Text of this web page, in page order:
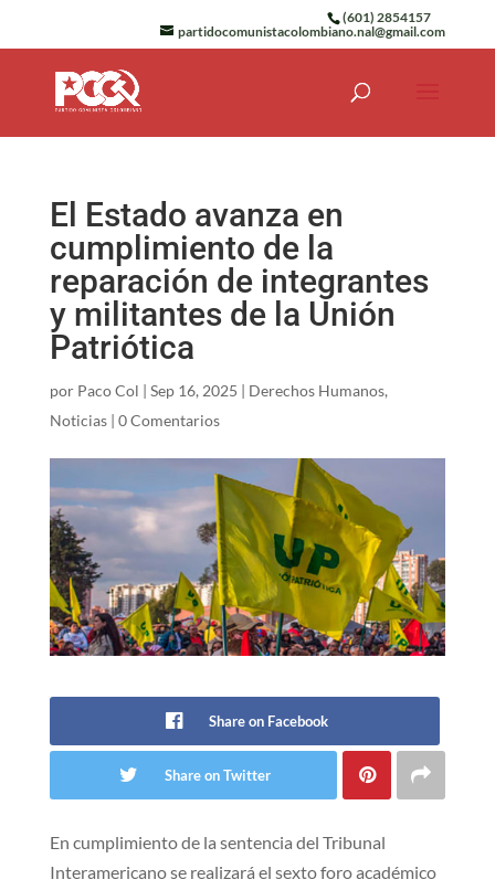
(601) 2854157
partidocomunistacolombiano.nal@gmail.com
El Estado avanza en
cumplimiento de la
reparación de integrantes
y militantes de la Unión
Patriótica
por Paco Col | Sep 16, 2025 | Derechos Humanos,
Noticias| 0 Comentarios
Share on Facebook
Share on Twitter
En cumplimiento de la sentencia del Tribunal
Interamericano se realizará el sexto foro académico